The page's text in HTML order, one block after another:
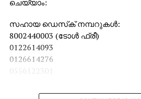
ചെയ്യാം:
സഹായ ഡെസ്‌ക് നമ്പറുകള്‍:
8002440003 (ടോള്‍ ഫ്രീ)
0122614093
0126614276
0556122301
സൗദി സമയം രാത്രി 11